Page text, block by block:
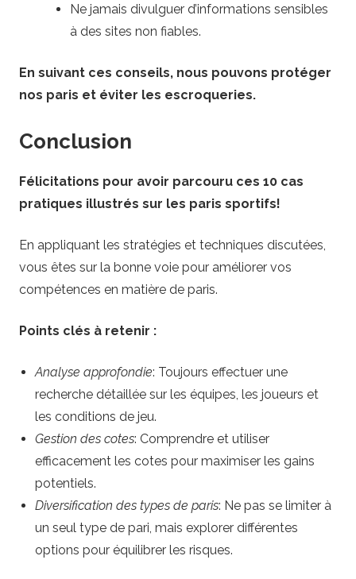
Ne jamais divulguer d’informations sensibles
à des sites non fiables.
En suivant ces conseils, nous pouvons protéger
nos paris et éviter les escroqueries.
Conclusion
Félicitations pour avoir parcouru ces 10 cas
pratiques illustrés sur les paris sportifs!
En appliquant les stratégies et techniques discutées,
vous êtes sur la bonne voie pour améliorer vos
compétences en matière de paris.
Points clés à retenir :
Analyse approfondie: Toujours effectuer une
recherche détaillée sur les équipes, les joueurs et
les conditions de jeu.
Gestion des cotes: Comprendre et utiliser
efficacement les cotes pour maximiser les gains
potentiels.
Diversification des types de paris: Ne pas se limiter à
un seul type de pari, mais explorer différentes
options pour équilibrer les risques.